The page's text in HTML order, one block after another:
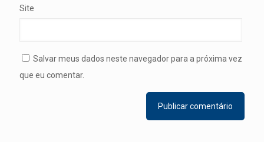
Site
Salvar meus dados neste navegador para a próxima vez
que eu comentar.